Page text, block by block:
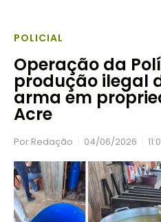
POLICIAL
Operação da
produção ilegal
arma em
Acre
Por Redação 04/06/2026